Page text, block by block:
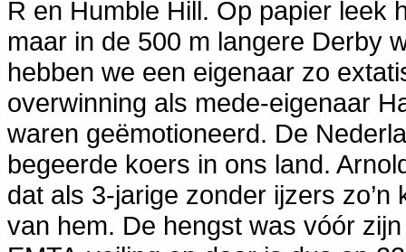
R en Humble Hill. Op papier leek
maar in de 500 m langere Derby
hebben we een eigenaar zo
overwinning als mede-eigenaar
waren geëmotioneerd. De
begeerde koers in ons land.
dat als 3-jarige zonder ijzers
van hem. De hengst was vóór